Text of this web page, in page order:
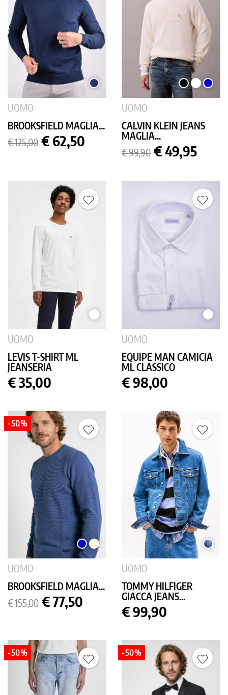
BLU
UOMO
BROOKSFIELD MAGLIA...
Prezzo
base
€ 125,00 Prezzo
€ 62,50
NEROBIANCO
BLU
UOMO
CALVIN KLEIN JEANS
MAGLIA...
Prezzo
base
€ 99,90 Prezzo
€ 49,95
BIANCO
UOMO
LEVIS T-SHIRT ML
JEANSERIA
Prezzo
€ 35,00
UOMO
EQUIPE MAN CAMICIA
ML CLASSICO
Prezzo
€ 98,00
BLU
MEDIO
BEIGE
UOMO
BROOKSFIELD MAGLIA...
Prezzo
base
€ 155,00 Prezzo
€ 77,50
-50%
UOMO
TOMMY HILFIGER
GIACCA JEANS...
Prezzo
€ 99,90
-50% -50%